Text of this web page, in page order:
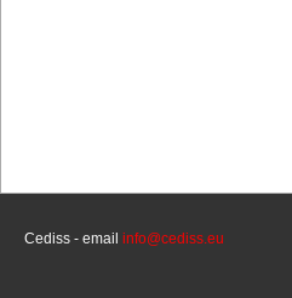
Cediss - email info@cediss.eu